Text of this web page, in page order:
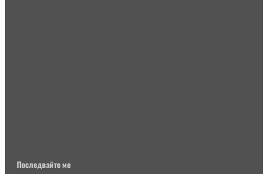
Последвайте ме